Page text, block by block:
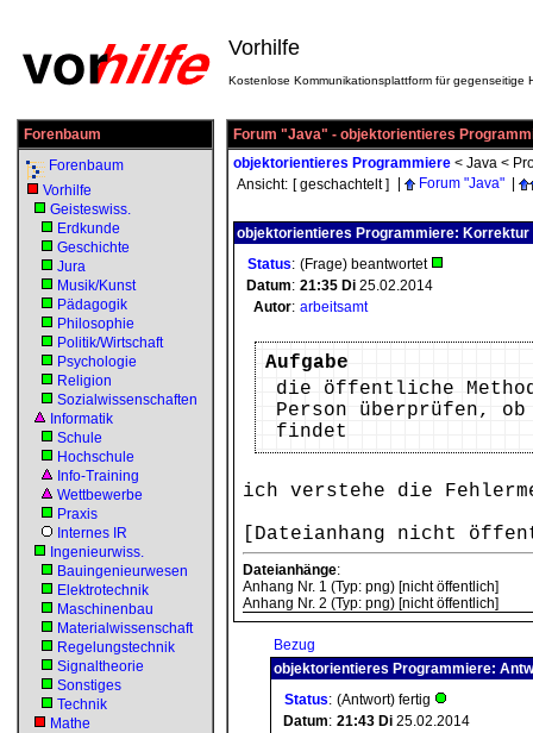
Vorhilfe
Kostenlose Kommunikationsplattform für gegenseitige
Forenbaum
Forenbaum
Vorhilfe
Geisteswiss.
Erdkunde
Geschichte
Jura
Musik/Kunst
Pädagogik
Philosophie
Politik/Wirtschaft
Psychologie
Religion
Sozialwissenschaften
Informatik
Schule
Hochschule
Info-Training
Wettbewerbe
Praxis
Internes IR
Ingenieurwiss.
Bauingenieurwesen
Elektrotechnik
Maschinenbau
Materialwissenschaft
Regelungstechnik
Signaltheorie
Sonstiges
Technik
Mathe
Forum "Java" - objektorientieres
objektorientieres Programmiere < Java <
Ansicht: [ geschachtelt ] Forum "Java"
objektorientieres Programmiere: Korrektur
Status: (Frage) beantwortet
Datum: 21:35 Di 25.02.2014
Autor: arbeitsamt
Aufgabe
die öffentliche
Person überprüfen,
findet
ich verstehe die
[Dateianhang nicht
Dateianhänge:
Anhang Nr. 1 (Typ: png) [nicht öffentlich]
Anhang Nr. 2 (Typ: png) [nicht öffentlich]
Bezug
objektorientieres Programmiere:
Status: (Antwort) fertig
Datum: 21:43 Di 25.02.2014